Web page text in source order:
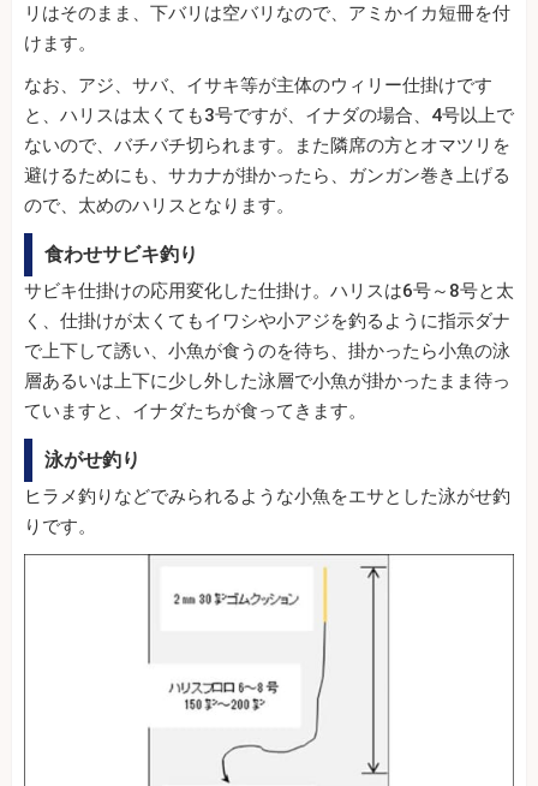
リはそのまま、下バリは空バリなので、アミかイカ短冊を付
けます。
なお、アジ、サバ、イサキ等が主体のウィリー仕掛けです
と、ハリスは太くても3号ですが、イナダの場合、4号以上で
ないので、バチバチ切られます。また隣席の方とオマツリを
避けるためにも、サカナが掛かったら、ガンガン巻き上げる
ので、太めのハリスとなります。
食わせサビキ釣り
サビキ仕掛けの応用変化した仕掛け。ハリスは6号～8号と太
く、仕掛けが太くてもイワシや小アジを釣るように指示ダナ
で上下して誘い、小魚が食うのを待ち、掛かったら小魚の泳
層あるいは上下に少し外した泳層で小魚が掛かったまま待っ
ていますと、イナダたちが食ってきます。
泳がせ釣り
ヒラメ釣りなどでみられるような小魚をエサとした泳がせ釣
りです。